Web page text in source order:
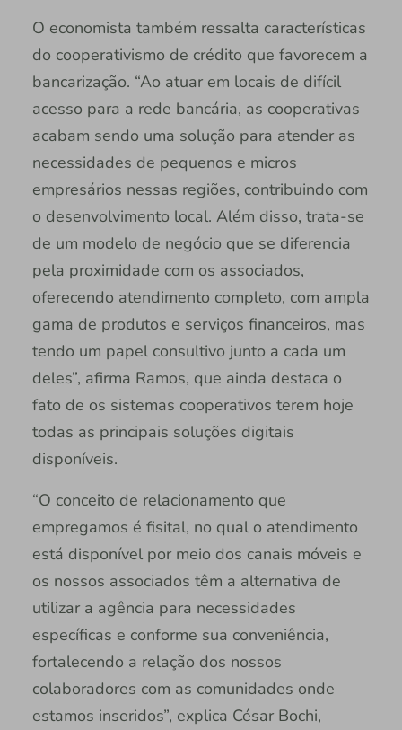
O economista também ressalta características
do cooperativismo de crédito que favorecem a
bancarização. “Ao atuar em locais de difícil
acesso para a rede bancária, as cooperativas
acabam sendo uma solução para atender as
necessidades de pequenos e micros
empresários nessas regiões, contribuindo com
o desenvolvimento local. Além disso, trata-se
de um modelo de negócio que se diferencia
pela proximidade com os associados,
oferecendo atendimento completo, com ampla
gama de produtos e serviços financeiros, mas
tendo um papel consultivo junto a cada um
deles”, afirma Ramos, que ainda destaca o
fato de os sistemas cooperativos terem hoje
todas as principais soluções digitais
disponíveis.
“O conceito de relacionamento que
empregamos é fisital, no qual o atendimento
está disponível por meio dos canais móveis e
os nossos associados têm a alternativa de
utilizar a agência para necessidades
específicas e conforme sua conveniência,
fortalecendo a relação dos nossos
colaboradores com as comunidades onde
estamos inseridos”, explica César Bochi,